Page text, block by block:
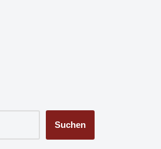
Suchen